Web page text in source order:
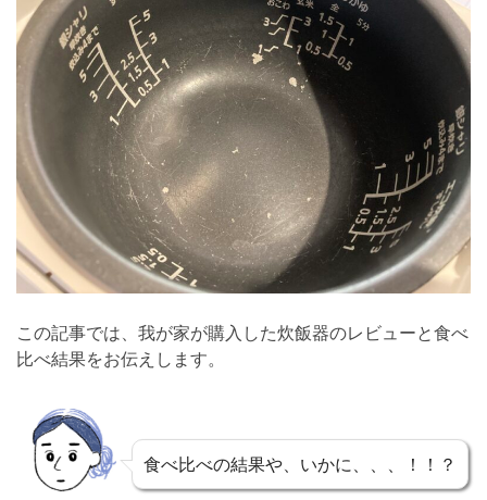
この記事では、我が家が購入した炊飯器のレビューと食べ
比べ結果をお伝えします。
食べ比べの結果や、いかに、、、！！？